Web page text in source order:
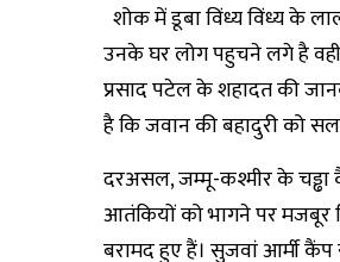
शोक में डूबा विंध्य विंध्य के
उनके घर लोग पहुचने लगे है
प्रसाद पटेल के शहादत की
है कि जवान की बहादुरी को
दरअसल, जम्मू-कश्मीर के चड्ढा
आतंकियों को भागने पर मजबूर
बरामद हुए हैं। सुजवां आर्मी कैंप